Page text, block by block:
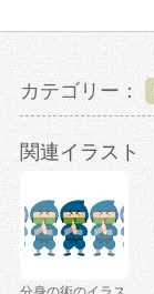
カテゴリー：
関連イラスト